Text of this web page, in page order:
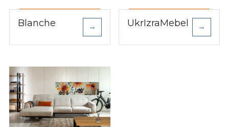
Blanche → UkrIzraMebel →